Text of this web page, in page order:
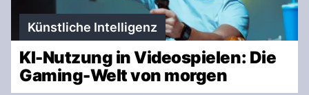
Künstliche Intelligenz
KI-Nutzung in Videospielen: Die
Gaming-Welt von morgen